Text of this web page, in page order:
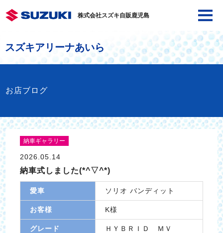
株式会社スズキ自販鹿児島
スズキアリーナあいら
お店ブログ
納車ギャラリー
2026.05.14
納車式しました(*^▽^*)
愛車 ソリオ バンディット
お客様 K様
グレード ＨＹＢＲＩＤ ＭＶ